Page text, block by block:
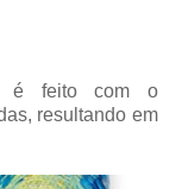
é feito com o
resultando em